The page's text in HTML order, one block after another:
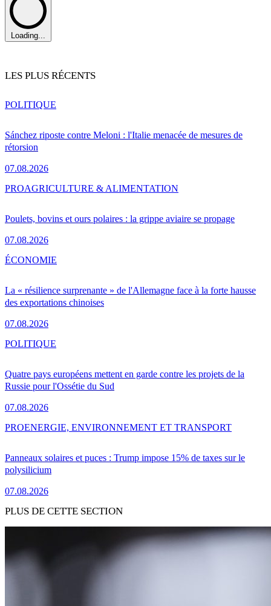
Loading...
LES PLUS RÉCENTS
Sánchez riposte contre Meloni : l'Italie menacée de mesures de
rétorsion
07.08.2026
POLITIQUE
Poulets, bovins et ours polaires : la grippe aviaire se propage
07.08.2026
PROAGRICULTURE & ALIMENTATION
La « résilience surprenante » de l'Allemagne face à la forte hausse
des exportations chinoises
07.08.2026
ÉCONOMIE
Quatre pays européens mettent en garde contre les projets de la
Russie pour l'Ossétie du Sud
07.08.2026
POLITIQUE
Panneaux solaires et puces : Trump impose 15% de taxes sur le
polysilicium
07.08.2026
PROENERGIE, ENVIRONNEMENT ET TRANSPORT
PLUS DE CETTE SECTION